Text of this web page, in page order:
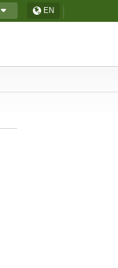
EN